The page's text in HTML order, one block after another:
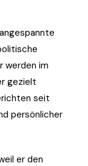
werden im
gezielt
seit
persönlicher
er den